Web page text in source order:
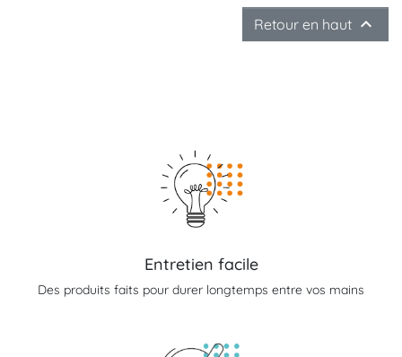
Retour en haut 
Entretien facile
Des produits faits pour durer longtemps entre vos mains